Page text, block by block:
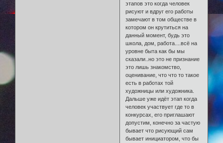
этапов это когда человек
рисуют и вдруг его работы
замечают в том обществе в
котором он крутиться на
данный момент, будь это
школа, дом, работа....всё на
уровне быта как бы мы
сказали..но это не признание
это лишь знакомство,
оценивание, что что то такое
есть в работах той
художницы или художника.
Дальше уже идёт этап когда
человек участвует где то в
конкурсах, его приглашают
допустим, конечно за частую
бывает что рисующий сам
бывает инициатором, что бы